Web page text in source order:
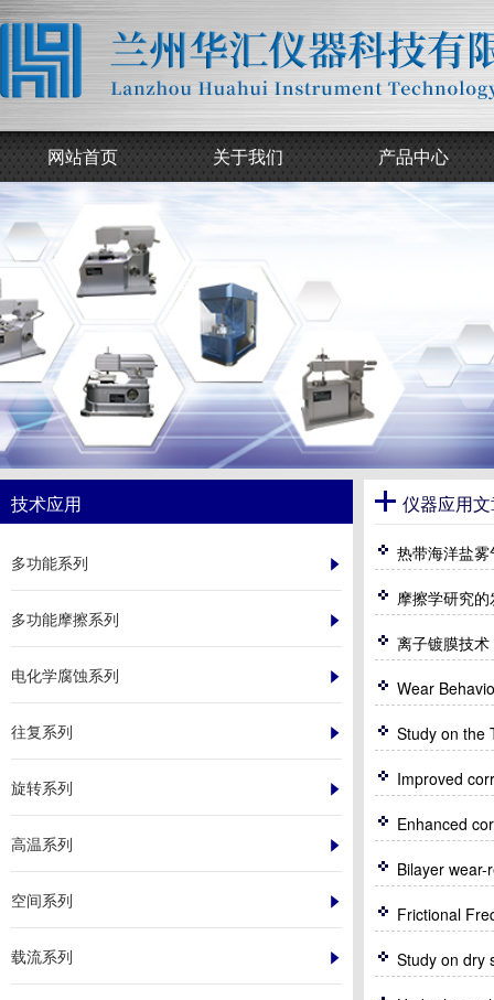
网站首页 关于我们 产品中心
技术应用
多功能系列
多功能摩擦系列
电化学腐蚀系列
往复系列
旋转系列
高温系列
空间系列
载流系列
仪器应用
热带海洋盐
摩擦学研究
离子镀膜技术
Study on the